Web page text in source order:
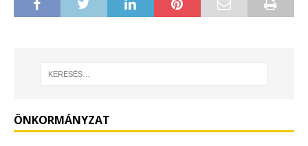
ÖNKORMÁNYZAT